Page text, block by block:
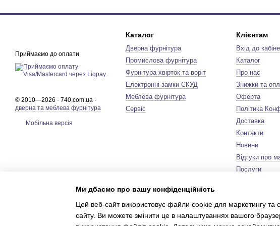
Приймаємо до оплати
© 2010—2026 · 740.com.ua ·
дверна та меблева фурнітура
Мобільна версія
Каталог
Дверна фурнітура
Промислова фурнітура
Фурнітура хвірток та воріт
Електронні замки СКУД
Меблева фурнітура
Сервіс
Клієнтам
Вхід до
Каталог
Про нас
Знижки та
Оферта
Політика
Доставка
Контакти
Новини
Відгуки про
Послуги
Сертифікати
Ми дбаємо про вашу конфіденційність
Цей веб-сайт використовує файли cookie для маркетингу та
сайту. Ви можете змінити це в налаштуваннях вашого